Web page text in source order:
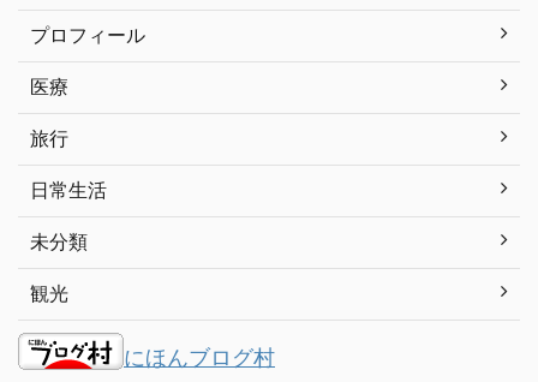
プロフィール
医療
旅行
日常生活
未分類
観光
にほんブログ村